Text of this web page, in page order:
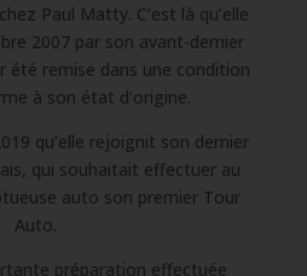
Paul Matty. C’est là qu’elle
2007 par son avant-dernier
été remise dans une condition
à son état d’origine.
qu’elle rejoignit son dernier
qui souhaitait effectuer au
auto son premier Tour
Auto.
préparation effectuée